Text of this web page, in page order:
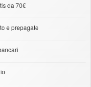
da 70€
e prepagate